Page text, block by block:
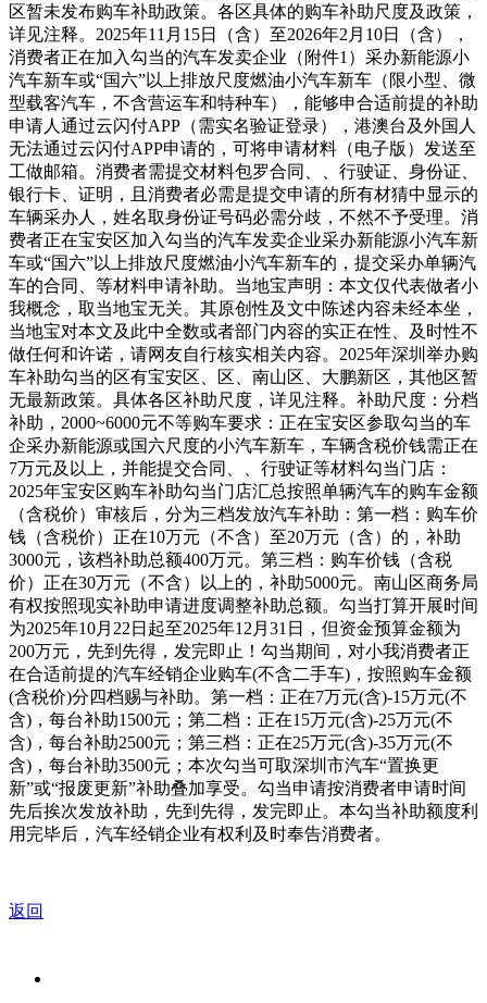
区暂未发布购车补助政策。各区具体的购车补助尺度及政策，
详见注释。2025年11月15日（含）至2026年2月10日（含），
消费者正在加入勾当的汽车发卖企业（附件1）采办新能源小
汽车新车或“国六”以上排放尺度燃油小汽车新车（限小型、微
型载客汽车，不含营运车和特种车），能够申合适前提的补助
申请人通过云闪付APP（需实名验证登录），港澳台及外国人
无法通过云闪付APP申请的，可将申请材料（电子版）发送至
工做邮箱。消费者需提交材料包罗合同、、行驶证、身份证、
银行卡、证明，且消费者必需是提交申请的所有材猜中显示的
车辆采办人，姓名取身份证号码必需分歧，不然不予受理。消
费者正在宝安区加入勾当的汽车发卖企业采办新能源小汽车新
车或“国六”以上排放尺度燃油小汽车新车的，提交采办单辆汽
车的合同、等材料申请补助。当地宝声明：本文仅代表做者小
我概念，取当地宝无关。其原创性及文中陈述内容未经本坐，
当地宝对本文及此中全数或者部门内容的实正在性、及时性不
做任何和许诺，请网友自行核实相关内容。2025年深圳举办购
车补助勾当的区有宝安区、区、南山区、大鹏新区，其他区暂
无最新政策。具体各区补助尺度，详见注释。补助尺度：分档
补助，2000~6000元不等购车要求：正在宝安区参取勾当的车
企采办新能源或国六尺度的小汽车新车，车辆含税价钱需正在
7万元及以上，并能提交合同、、行驶证等材料勾当门店：
2025年宝安区购车补助勾当门店汇总按照单辆汽车的购车金额
（含税价）审核后，分为三档发放汽车补助：第一档：购车价
钱（含税价）正在10万元（不含）至20万元（含）的，补助
3000元，该档补助总额400万元。第三档：购车价钱（含税
价）正在30万元（不含）以上的，补助5000元。南山区商务局
有权按照现实补助申请进度调整补助总额。勾当打算开展时间
为2025年10月22日起至2025年12月31日，但资金预算金额为
200万元，先到先得，发完即止！勾当期间，对小我消费者正
在合适前提的汽车经销企业购车(不含二手车)，按照购车金额
(含税价)分四档赐与补助。第一档：正在7万元(含)-15万元(不
含)，每台补助1500元；第二档：正在15万元(含)-25万元(不
含)，每台补助2500元；第三档：正在25万元(含)-35万元(不
含)，每台补助3500元；本次勾当可取深圳市汽车“置换更
新”或“报废更新”补助叠加享受。勾当申请按消费者申请时间
先后挨次发放补助，先到先得，发完即止。本勾当补助额度利
用完毕后，汽车经销企业有权利及时奉告消费者。
返回